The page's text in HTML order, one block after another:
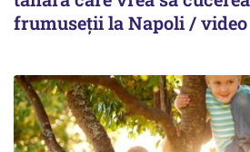
frumuseții la Napoli / video